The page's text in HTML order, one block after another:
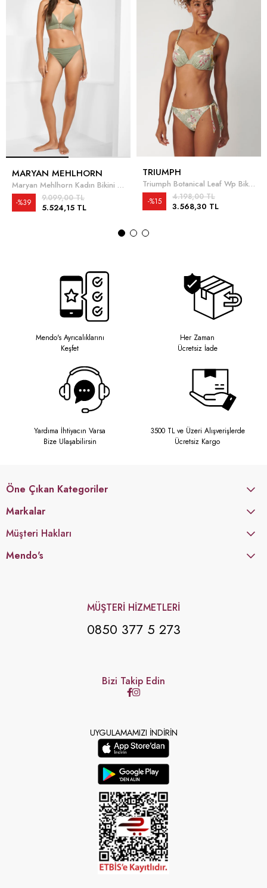
MARYAN MEHLHORN
Maryan Mehlhorn Kadın Bikini Üstü
5.524,15 TL
9.099,00 TL
%39
TRIUMPH
Triumph Botanical Leaf Wp Bikini Üstü
3.568,30 TL
4.198,00 TL
%15
Mendo's Ayrıcalıklarını
Keşfet
Her Zaman
Ücretsiz İade
Yardıma İhtiyacın Varsa
Bize Ulaşabilirsin
3500 TL ve Üzeri Alışverişlerde
Ücretsiz Kargo
Öne Çıkan Kategoriler
Markalar
Müşteri Hakları
Mendo's
MÜŞTERİ HİZMETLERİ
0850 377 5 273
Bizi Takip Edin
UYGULAMAMIZI İNDİRİN